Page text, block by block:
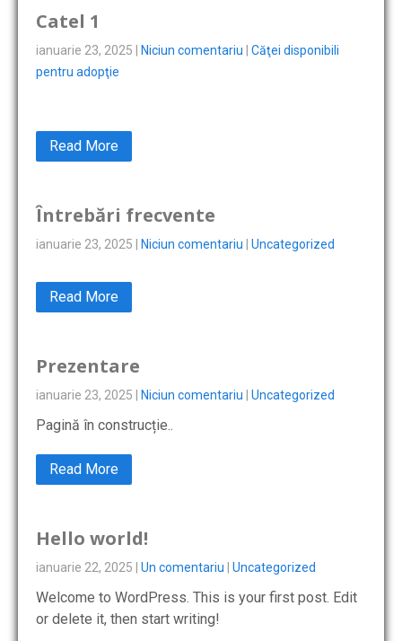
Catel 1
ianuarie 23, 2025 Niciun comentariu
Căţei disponibili
pentru adopţie
Read More
Întrebări frecvente
ianuarie 23, 2025 Niciun comentariu Uncategorized
Read More
Prezentare
ianuarie 23, 2025 Niciun comentariu Uncategorized
Pagină în construcție..
Read More
Hello world!
ianuarie 22, 2025 Un comentariu Uncategorized
Welcome to WordPress. This is your first post. Edit
or delete it, then start writing!